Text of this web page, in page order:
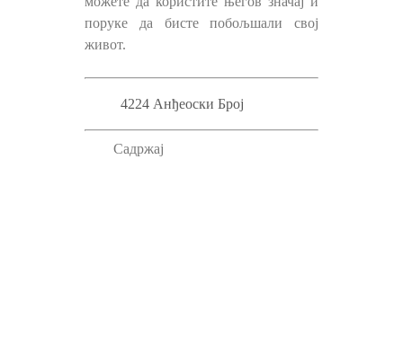
поруке да бисте побољшали свој
живот.
4224 Анђеоски Број
Садржај